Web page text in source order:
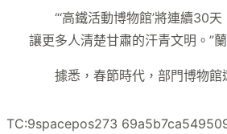
“‘高鐵活動博物館’將連續30
讓更多人清楚甘肅的汗青文明。”
據悉，春節時代，部門博物館
TC:9spacepos273